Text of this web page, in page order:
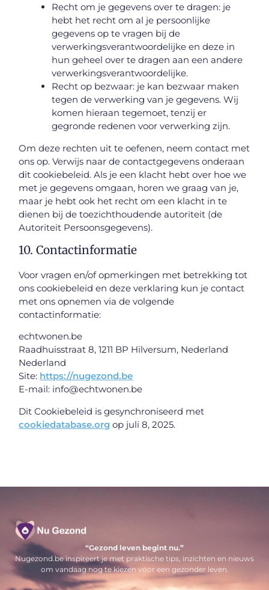
Recht om je gegevens over te dragen: je
hebt het recht om al je persoonlijke
gegevens op te vragen bij de
verwerkingsverantwoordelijke en deze in
hun geheel over te dragen aan een andere
verwerkingsverantwoordelijke.
Recht op bezwaar: je kan bezwaar maken
tegen de verwerking van je gegevens. Wij
komen hieraan tegemoet, tenzij er
gegronde redenen voor verwerking zijn.
Om deze rechten uit te oefenen, neem contact met
ons op. Verwijs naar de contactgegevens onderaan
dit cookiebeleid. Als je een klacht hebt over hoe we
met je gegevens omgaan, horen we graag van je,
maar je hebt ook het recht om een klacht in te
dienen bij de toezichthoudende autoriteit (de
Autoriteit Persoonsgegevens).
10. Contactinformatie
Voor vragen en/of opmerkingen met betrekking tot
ons cookiebeleid en deze verklaring kun je contact
met ons opnemen via de volgende
contactinformatie:
echtwonen.be
Raadhuisstraat 8, 1211 BP Hilversum, Nederland
Nederland
Site: https://nugezond.be
E-mail: info@echtwonen.be
Dit Cookiebeleid is gesynchroniseerd met
cookiedatabase.org op juli 8, 2025.
“Gezond leven begint nu.”
Nugezond.be inspireert je met praktische tips, inzichten en nieuws
om vandaag nog te kiezen voor een gezonder leven.